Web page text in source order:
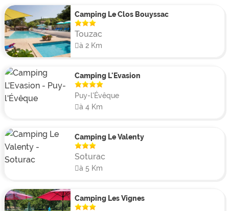
terrain multisport, des tables de ping-pong, un terrain
de volley et des sorties canoë sur la Dordogne pour
toute la famille.
bar ainsi qu'un restaurant.
Camping Le Clos Bouyssac
Touzac
à 2 Km
Camping L'Evasion
Puy-l'Évêque
à 4 Km
Camping Le Valenty
Soturac
à 5 Km
Camping Les Vignes